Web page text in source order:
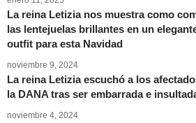
La reina Letizia nos muestra como
las lentejuelas brillantes en un
outfit para esta Navidad
noviembre 9, 2024
La reina Letizia escuchó a los
la DANA tras ser embarrada e
noviembre 4, 2024